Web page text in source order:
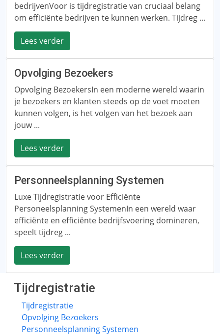
bedrijvenVoor is tijdregistratie van cruciaal belang
om efficiënte bedrijven te kunnen werken. Tijdreg ...
Lees verder
Opvolging Bezoekers
Opvolging BezoekersIn een moderne wereld waarin
je bezoekers en klanten steeds op de voet moeten
kunnen volgen, is het volgen van het bezoek aan
jouw ...
Lees verder
Personneelsplanning Systemen
Luxe Tijdregistratie voor Efficiënte
Personeelsplanning SystemenIn een wereld waar
efficiënte en efficiënte bedrijfsvoering domineren,
speelt tijdreg ...
Lees verder
Tijdregistratie
Tijdregistratie
Opvolging Bezoekers
Personneelsplanning Systemen